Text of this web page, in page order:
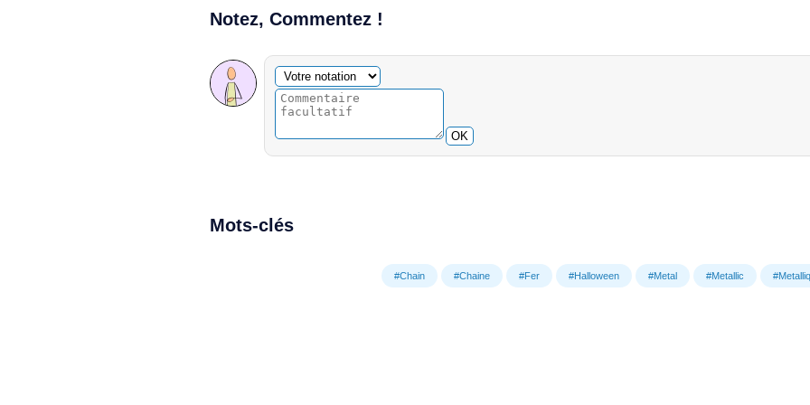
Notez, Commentez !
Commentaire facultatif
Votre notation
OK
Mots-clés
#Chain #Chaine #Fer #Halloween #Metal #Metallic